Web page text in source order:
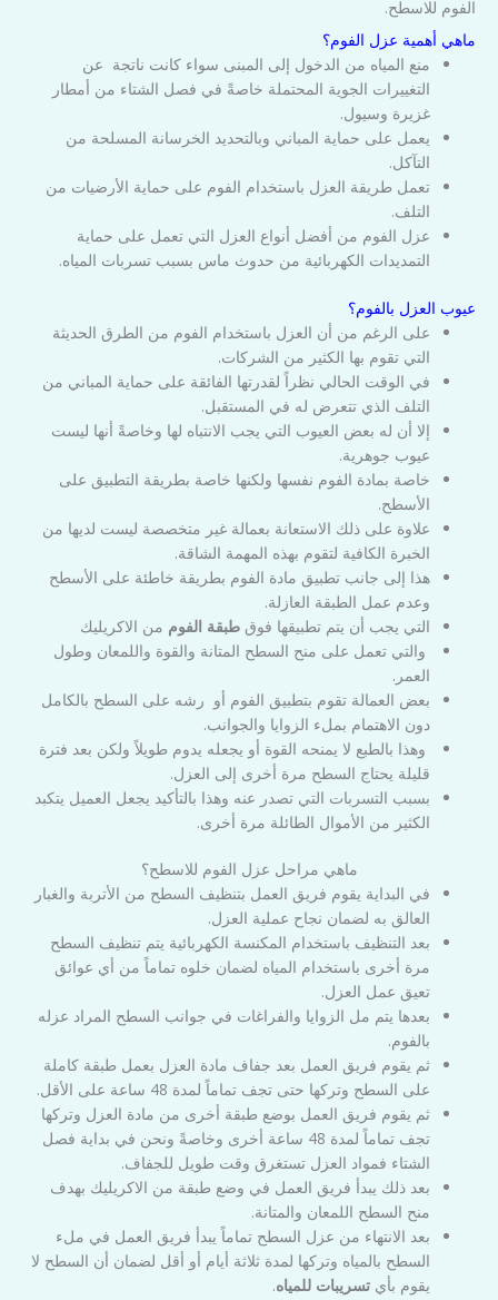
الفوم للاسطح.
ماهي أهمية عزل الفوم؟
منع المياه من الدخول إلى المبنى سواء كانت ناتجة عن
التغييرات الجوية المحتملة خاصةً في فصل الشتاء من أمطار
غزيرة وسيول.
يعمل على حماية المباني وبالتحديد الخرسانة المسلحة من
التآكل.
تعمل طريقة العزل باستخدام الفوم على حماية الأرضيات من
التلف.
عزل الفوم من أفضل أنواع العزل التي تعمل على حماية
التمديدات الكهربائية من حدوث ماس بسبب تسربات المياه.
عيوب العزل بالفوم؟
على الرغم من أن العزل باستخدام الفوم من الطرق الحديثة
التي تقوم بها الكثير من الشركات.
في الوقت الحالي نظراً لقدرتها الفائقة على حماية المباني من
التلف الذي تتعرض له في المستقبل.
إلا أن له بعض العيوب التي يجب الانتباه لها وخاصةً أنها ليست
عيوب جوهرية.
خاصة بمادة الفوم نفسها ولكنها خاصة بطريقة التطبيق على
الأسطح.
علاوة على ذلك الاستعانة بعمالة غير متخصصة ليست لديها من
الخبرة الكافية لتقوم بهذه المهمة الشاقة.
هذا إلى جانب تطبيق مادة الفوم بطريقة خاطئة على الأسطح
وعدم عمل الطبقة العازلة.
التي يجب أن يتم تطبيقها فوقطبقة الفوم من الاكريليك
والتي تعمل على منح السطح المتانة والقوة واللمعان وطول
العمر.
بعض العمالة تقوم بتطبيق الفوم أو رشه على السطح بالكامل
دون الاهتمام بملء الزوايا والجوانب.
وهذا بالطبع لا يمنحه القوة أو يجعله يدوم طويلاً ولكن بعد فترة
قليلة يحتاج السطح مرة أخرى إلى العزل.
بسبب التسربات التي تصدر عنه وهذا بالتأكيد يجعل العميل يتكبد
الكثير من الأموال الطائلة مرة أخرى.
ماهي مراحل عزل الفوم للاسطح؟
في البداية يقوم فريق العمل بتنظيف السطح من الأتربة والغبار
العالق به لضمان نجاح عملية العزل.
بعد التنظيف باستخدام المكنسة الكهربائية يتم تنظيف السطح
مرة أخرى باستخدام المياه لضمان خلوه تماماً من أي عوائق
تعيق عمل العزل.
بعدها يتم مل الزوايا والفراغات في جوانب السطح المراد عزله
بالفوم.
ثم يقوم فريق العمل بعد جفاف مادة العزل بعمل طبقة كاملة
على السطح وتركها حتى تجف تماماً لمدة 48 ساعة على الأقل.
ثم يقوم فريق العمل بوضع طبقة أخرى من مادة العزل وتركها
تجف تماماً لمدة 48 ساعة أخرى وخاصةً ونحن في بداية فصل
الشتاء فمواد العزل تستغرق وقت طويل للجفاف.
بعد ذلك يبدأ فريق العمل في وضع طبقة من الاكريليك بهدف
منح السطح اللمعان والمتانة.
بعد الانتهاء من عزل السطح تماماً يبدأ فريق العمل في ملء
السطح بالمياه وتركها لمدة ثلاثة أيام أو أقل لضمان أن السطح لا
يقوم بأي تسريبات للمياه.